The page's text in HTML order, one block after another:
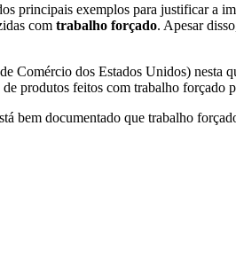
principais exemplos para justificar a
com trabalho forçado. Apesar
Comércio dos Estados Unidos) nesta
produtos feitos com trabalho
bem documentado que trabalho